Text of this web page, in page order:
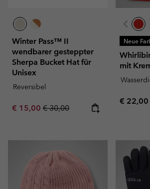
Winter Pass™ II
wendbarer gesteppter
Sherpa Bucket Hat für
Unisex
Reversibel
Sale price:
€ 15,00 Regular price:
€ 30,00
Neue
mit
Regular
€ 22,00